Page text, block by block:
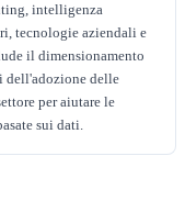
intelligenza
tecnologie aziendali e
il dimensionamento
dell'adozione delle
per aiutare le
sui dati.